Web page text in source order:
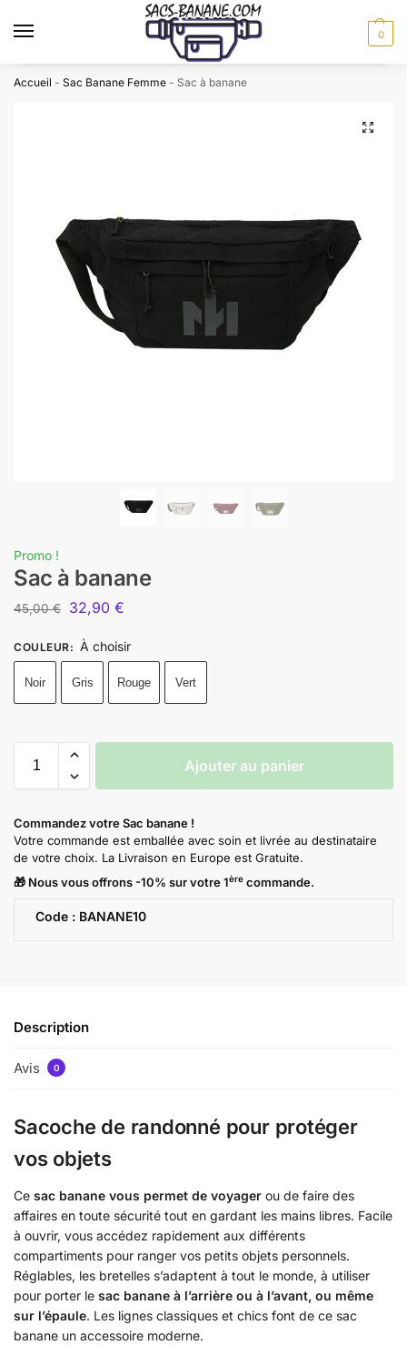
0
Accueil - Sac Banane Femme - Sac à banane
Promo !
Sac à banane
45,00€ 32,90 €
COULEUR: À choisir
Noir Gris Rouge Vert
Ajouter au panier
Commandez votre Sac banane !
Votre commande est emballée avec soin et livrée au destinataire
de votre choix. La Livraison en Europe est Gratuite.
🎁 Nous vous offrons -10% sur votre 1ère commande.
Code : BANANE10
Description
Avis 0
Sacoche de randonné pour protéger
vos objets
Ce sac banane vous permet de voyager ou de faire des
affaires en toute sécurité tout en gardant les mains libres. Facile
à ouvrir, vous accédez rapidement aux différents
compartiments pour ranger vos petits objets personnels.
Réglables, les bretelles s’adaptent à tout le monde, à utiliser
pour porter le sac banane à l’arrière ou à l’avant, ou même
sur l’épaule. Les lignes classiques et chics font de ce sac
banane un accessoire moderne.